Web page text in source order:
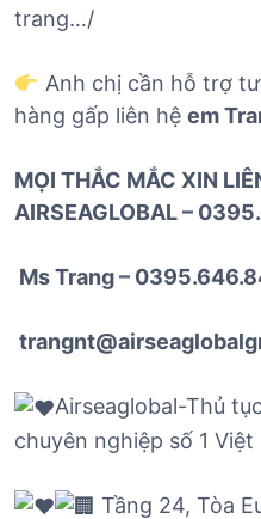
trang…/
Anh chị cần hỗ trợ
hàng gấp liên hệ em
MỌI THẮC MẮC XIN
AIRSEAGLOBAL –
Ms Trang –
Airseaglobal-Thủ
chuyên nghiệp số 1 Việt
Tầng 24, Tòa